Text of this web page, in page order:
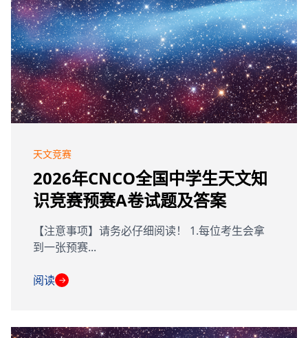
天文竞赛
2026年CNCO全国中学生天文知
识竞赛预赛A卷试题及答案
【注意事项】请务必仔细阅读！ 1.每位考生会拿
到一张预赛...
阅读 →